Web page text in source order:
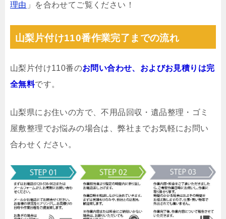
理由 」を合わせてご覧ください！
山梨片付け110番作業完了までの流れ
山梨片付け110番のお問い合わせ、およびお見積りは完
全無料です。
山梨県にお住いの方で、不用品回収・遺品整理・ゴミ
屋敷整理でお悩みの場合は、弊社までお気軽にお問い
合わせください。